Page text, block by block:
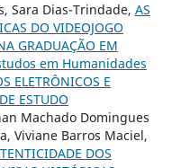
Sara Dias-Trindade, AS
DO VIDEOJOGO
GRADUAÇÃO EM
em Humanidades
ELETRÔNICOS E
ESTUDO
Machado Domingues
Viviane Barros Maciel,
DOS